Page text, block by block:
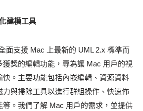
建模工具
面支援 Mac 上最新的 UML 2.x 標準而
獲獎的編輯功能，專為讓 Mac 用戶的視
快。主要功能包括內嵌編輯、資源資料
力與掃除工具以進行群組操作、快速佈
等。我們了解 Mac 用戶的需求，並提供